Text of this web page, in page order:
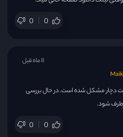
0 0
دچار مشکل شده است. در حال بررسی
شود.
0 0
8 ماه قبل